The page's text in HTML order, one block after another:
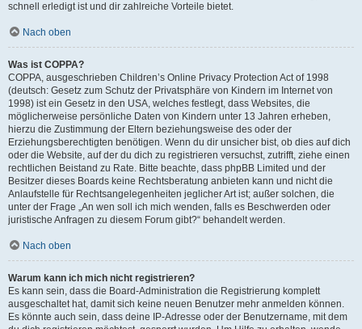
schnell erledigt ist und dir zahlreiche Vorteile bietet.
Nach oben
Was ist COPPA?
COPPA, ausgeschrieben Children’s Online Privacy Protection Act of 1998
(deutsch: Gesetz zum Schutz der Privatsphäre von Kindern im Internet von
1998) ist ein Gesetz in den USA, welches festlegt, dass Websites, die
möglicherweise persönliche Daten von Kindern unter 13 Jahren erheben,
hierzu die Zustimmung der Eltern beziehungsweise des oder der
Erziehungsberechtigten benötigen. Wenn du dir unsicher bist, ob dies auf dich
oder die Website, auf der du dich zu registrieren versuchst, zutrifft, ziehe einen
rechtlichen Beistand zu Rate. Bitte beachte, dass phpBB Limited und der
Besitzer dieses Boards keine Rechtsberatung anbieten kann und nicht die
Anlaufstelle für Rechtsangelegenheiten jeglicher Art ist; außer solchen, die
unter der Frage „An wen soll ich mich wenden, falls es Beschwerden oder
juristische Anfragen zu diesem Forum gibt?“ behandelt werden.
Nach oben
Warum kann ich mich nicht registrieren?
Es kann sein, dass die Board-Administration die Registrierung komplett
ausgeschaltet hat, damit sich keine neuen Benutzer mehr anmelden können.
Es könnte auch sein, dass deine IP-Adresse oder der Benutzername, mit dem